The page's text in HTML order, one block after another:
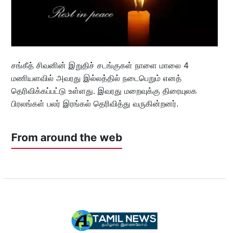
சங்கீத் சிவனின் இறுதிச் சடங்குகள் நாளை மாலை 4
மணியளவில் அவரது இல்லத்தில் நடைபெறும் எனத்
தெரிவிக்கப்பட்டு உள்ளது. இவரது மறைவுக்கு திரையுலக
பிரலங்கள் பலர் இரங்கல் தெரிவித்து வருகின்றனர்.
From around the web